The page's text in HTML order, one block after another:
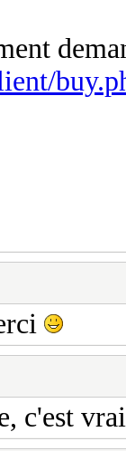
c'est